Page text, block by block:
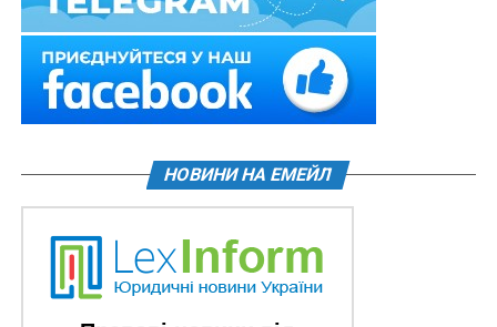
НОВИНИ НА ЕМЕЙЛ